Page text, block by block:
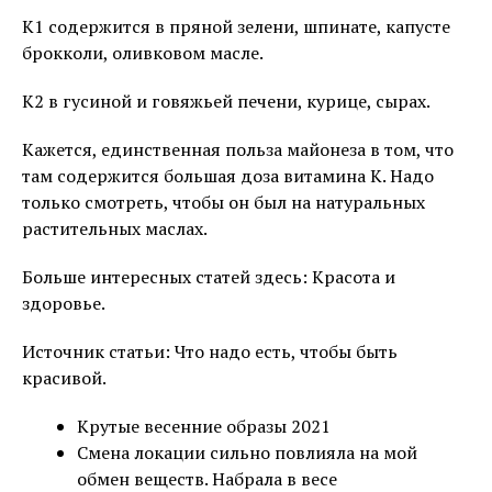
К1 содержится в пряной зелени, шпинате, капусте
брокколи, оливковом масле.
К2 в гусиной и говяжьей печени, курице, сырах.
Кажется, единственная польза майонеза в том, что
там содержится большая доза витамина К. Надо
только смотреть, чтобы он был на натуральных
растительных маслах.
Больше интересных статей здесь: Красота и
здоровье.
Источник статьи: Что надо есть, чтобы быть
красивой.
Крутые весенние образы 2021
Смена локации сильно повлияла на мой
обмен веществ. Набрала в весе